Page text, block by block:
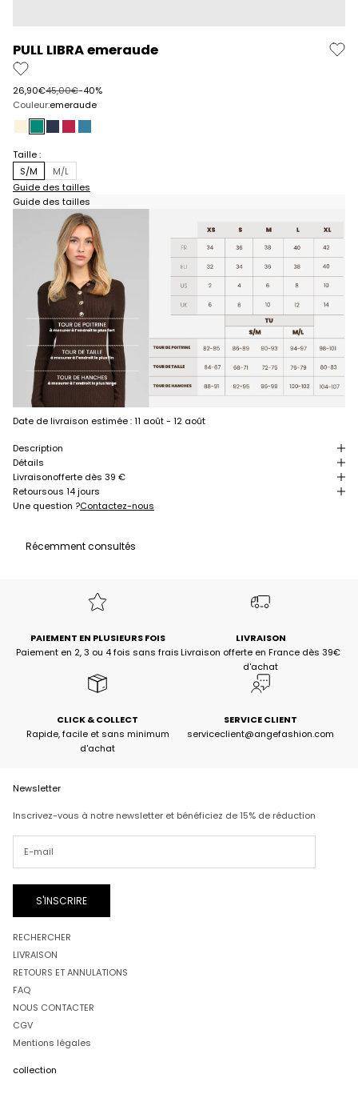
PULL LIBRA emeraude
Prix de vente
26,90€Prix normal
45,00€-40%
Couleur:emeraude
ecruemeraude
bleufushiapiscine
Taille :
S/M
M/L
Guide des tailles
Guide des tailles
Date de livraison estimée :11 août - 12 août
Description
Détails
Livraisonofferte dès 39 €
Retoursous 14 jours
Une question ?Contactez-nous
Récemment consultés
PAIEMENT EN PLUSIEURS FOIS
Paiement en 2, 3 ou 4 fois sans frais
LIVRAISON
Livraison offerte en France dès 39€
d'achat
CLICK & COLLECT
Rapide, facile et sans minimum
d'achat
SERVICE CLIENT
serviceclient@angefashion.com
Newsletter
Inscrivez-vous à notre newsletter et bénéficiez de 15% de réduction
S'INSCRIRE
RECHERCHER
LIVRAISON
RETOURS ET ANNULATIONS
FAQ
NOUS CONTACTER
CGV
Mentions légales
collection